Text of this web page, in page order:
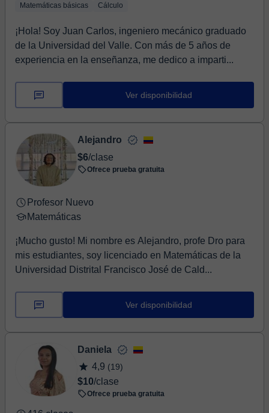
Matemáticas básicas Cálculo
¡Hola! Soy Juan Carlos, ingeniero mecánico graduado
de la Universidad del Valle. Con más de 5 años de
experiencia en la enseñanza, me dedico a imparti...
Ver disponibilidad
Alejandro
$6/clase
Ofrece prueba gratuita
Profesor Nuevo
Matemáticas
¡Mucho gusto! Mi nombre es Alejandro, profe Dro para
mis estudiantes, soy licenciado en Matemáticas de la
Universidad Distrital Francisco José de Cald...
Ver disponibilidad
Daniela
4,9 (19)
$10/clase
Ofrece prueba gratuita